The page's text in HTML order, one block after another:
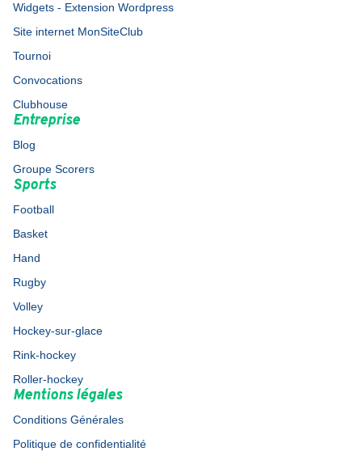
Widgets - Extension Wordpress
Site internet MonSiteClub
Tournoi
Convocations
Clubhouse
Entreprise
Blog
Groupe Scorers
Sports
Football
Basket
Hand
Rugby
Volley
Hockey-sur-glace
Rink-hockey
Roller-hockey
Mentions légales
Conditions Générales
Politique de confidentialité